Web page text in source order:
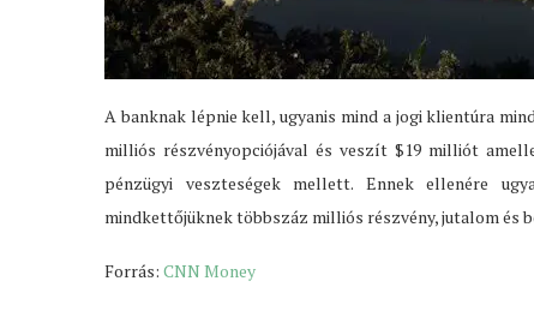
A banknak lépnie kell, ugyanis mind a jogi klientúra
milliós részvényopciójával és veszít $19 milliót
pénzügyi veszteségek mellett. Ennek ellenére
mindkettőjüknek többszáz milliós részvény, jutalom és
Forrás: CNN Money